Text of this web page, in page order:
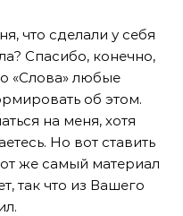
что сделали у себя
Спасибо, конечно,
«Слова» любые
об этом.
на меня, хотя
Но вот ставить
же самый материал
так что из Вашего